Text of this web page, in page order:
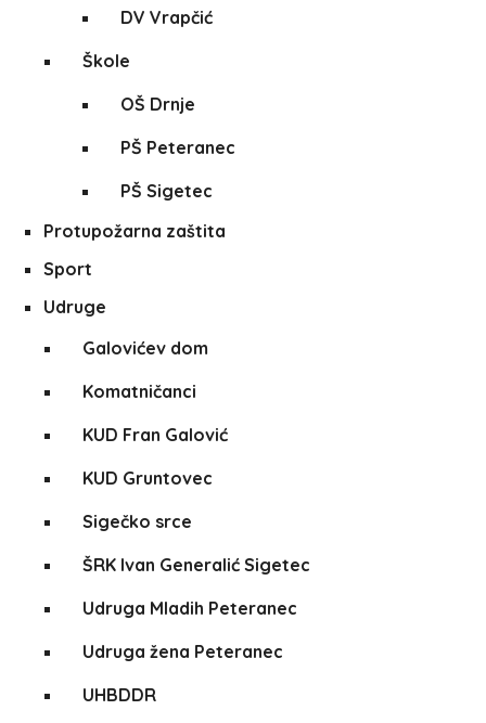
DV Vrapčić
Škole
OŠ Drnje
PŠ Peteranec
PŠ Sigetec
Protupožarna zaštita
Sport
Udruge
Galovićev dom
Komatničanci
KUD Fran Galović
KUD Gruntovec
Sigečko srce
ŠRK Ivan Generalić Sigetec
Udruga Mladih Peteranec
Udruga žena Peteranec
UHBDDR